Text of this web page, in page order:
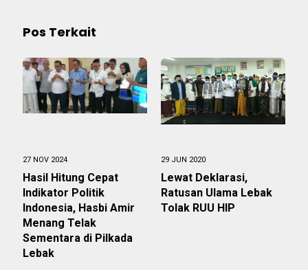
Pos Terkait
27 NOV 2024
Hasil Hitung Cepat
Indikator Politik
Indonesia, Hasbi Amir
Menang Telak
Sementara di Pilkada
Lebak
29 JUN 2020
Lewat Deklarasi,
Ratusan Ulama Lebak
Tolak RUU HIP